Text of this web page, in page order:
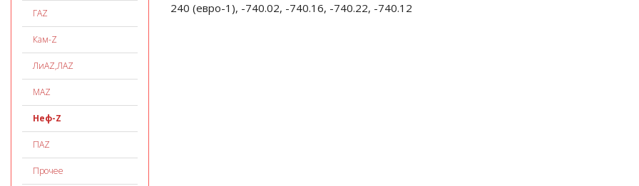
ГАZ
Кам-Z
ЛиАZ,ЛАZ
МАZ
Неф-Z
ПАZ
Прочее
240 (евро-1), -740.02, -740.16, -740.22, -740.12